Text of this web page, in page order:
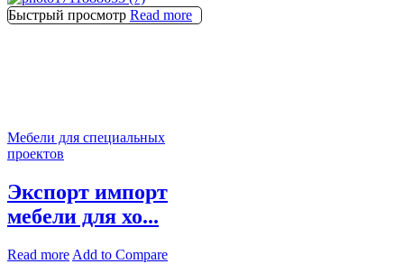
Быстрый просмотр Read more
Мебели для специальных
проектов
Экспорт импорт
мебели для хо...
Read more Add to Compare